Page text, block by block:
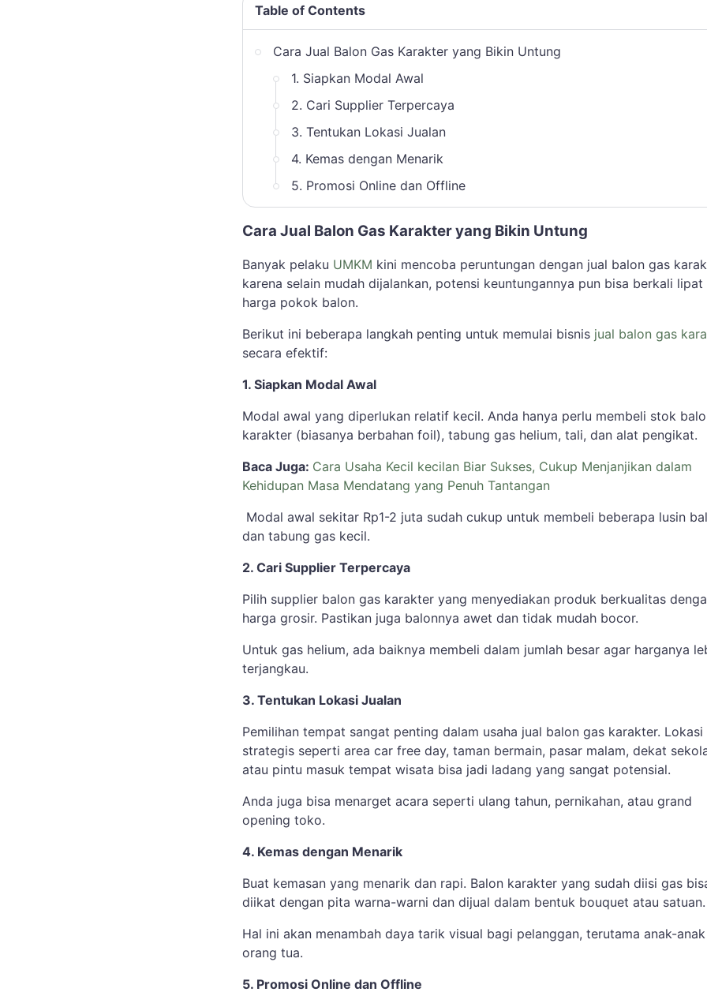
Table of Contents
Cara Jual Balon Gas Karakter yang Bikin Untung
1. Siapkan Modal Awal
2. Cari Supplier Terpercaya
3. Tentukan Lokasi Jualan
4. Kemas dengan Menarik
5. Promosi Online dan Offline
Cara Jual Balon Gas Karakter yang Bikin Untung
Banyak pelaku UMKM kini mencoba peruntungan dengan jual balon gas
karena selain mudah dijalankan, potensi keuntungannya pun bisa berkali lipat
harga pokok balon.
Berikut ini beberapa langkah penting untuk memulai bisnis jual balon gas
secara efektif:
1. Siapkan Modal Awal
Modal awal yang diperlukan relatif kecil. Anda hanya perlu membeli stok
karakter (biasanya berbahan foil), tabung gas helium, tali, dan alat pengikat.
Baca Juga: Cara Usaha Kecil kecilan Biar Sukses, Cukup Menjanjikan dalam
Kehidupan Masa Mendatang yang Penuh Tantangan
Modal awal sekitar Rp1-2 juta sudah cukup untuk membeli beberapa lusin
dan tabung gas kecil.
2. Cari Supplier Terpercaya
Pilih supplier balon gas karakter yang menyediakan produk berkualitas
harga grosir. Pastikan juga balonnya awet dan tidak mudah bocor.
Untuk gas helium, ada baiknya membeli dalam jumlah besar agar harganya
terjangkau.
3. Tentukan Lokasi Jualan
Pemilihan tempat sangat penting dalam usaha jual balon gas karakter. Lokasi
strategis seperti area car free day, taman bermain, pasar malam, dekat
atau pintu masuk tempat wisata bisa jadi ladang yang sangat potensial.
Anda juga bisa menarget acara seperti ulang tahun, pernikahan, atau grand
opening toko.
4. Kemas dengan Menarik
Buat kemasan yang menarik dan rapi. Balon karakter yang sudah diisi gas
diikat dengan pita warna-warni dan dijual dalam bentuk bouquet atau satuan.
Hal ini akan menambah daya tarik visual bagi pelanggan, terutama anak-
orang tua.
5. Promosi Online dan Offline